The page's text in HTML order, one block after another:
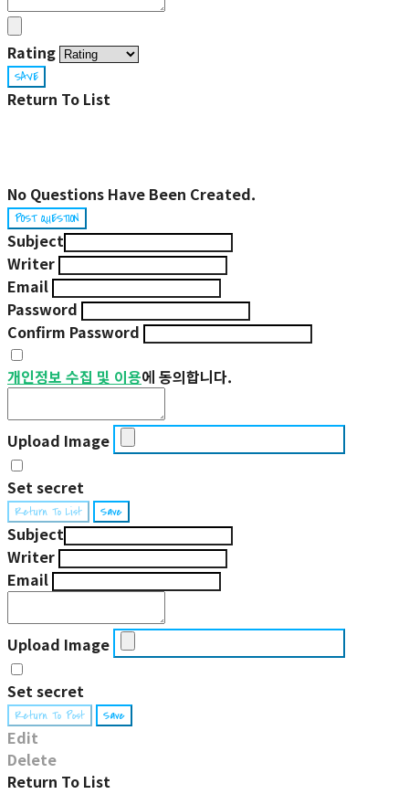
Rating
SAVE
Return To List
No Questions Have Been Created.
POST QUESTION
Subject
Writer
Email
Password
Confirm Password
개인정보 수집 및 이용에 동의합니다.
Upload Image
Set secret
Return To List Save
Subject
Writer
Email
Upload Image
Set secret
Return To Post Save
Edit
Delete
Return To List